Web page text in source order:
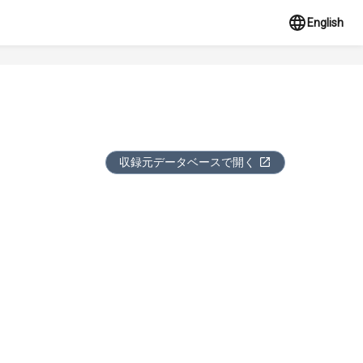
English
収録元データベースで開く